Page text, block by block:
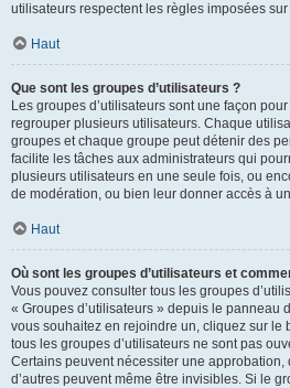
utilisateurs respectent les règles imposées
Haut
Que sont les groupes d’utilisateurs ?
Les groupes d’utilisateurs sont une façon
regrouper plusieurs utilisateurs. Chaque
groupes et chaque groupe peut détenir des
facilite les tâches aux administrateurs qui
plusieurs utilisateurs en une seule fois, ou
de modération, ou bien leur donner accès à
Haut
Où sont les groupes d’utilisateurs et
Vous pouvez consulter tous les groupes
« Groupes d’utilisateurs » depuis le panneau
vous souhaitez en rejoindre un, cliquez sur le
tous les groupes d’utilisateurs ne sont pas
Certains peuvent nécessiter une approbation,
d’autres peuvent même être invisibles. Si le